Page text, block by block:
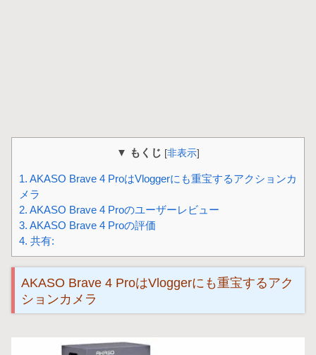
▼ もくじ [非表示]
1. AKASO Brave 4 ProはVloggerにも重宝するアクションカ
メラ
2. AKASO Brave 4 Proのユーザーレビュー
3. AKASO Brave 4 Proの評価
4. 共有:
AKASO Brave 4 ProはVloggerにも重宝するアク
ションカメラ